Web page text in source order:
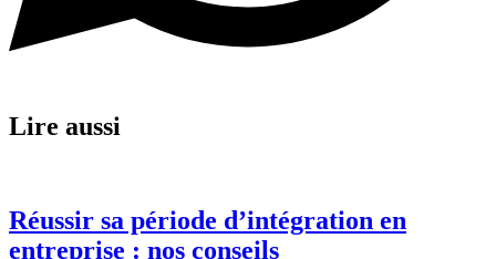
Lire aussi
Réussir sa période d’intégration en
entreprise : nos conseils